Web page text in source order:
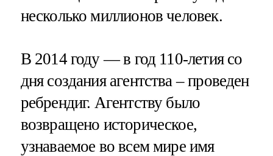
несколько миллионов человек.
В 2014 году — в год 110-летия со
дня создания агентства – проведен
ребрендиг. Агентству было
возвращено историческое,
узнаваемое во всем мире имя